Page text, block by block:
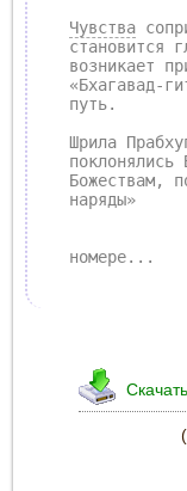
Чувства
становится
возникает
«Бхагавад-
путь.
Шрила
Божествам,
наряды»
номере...